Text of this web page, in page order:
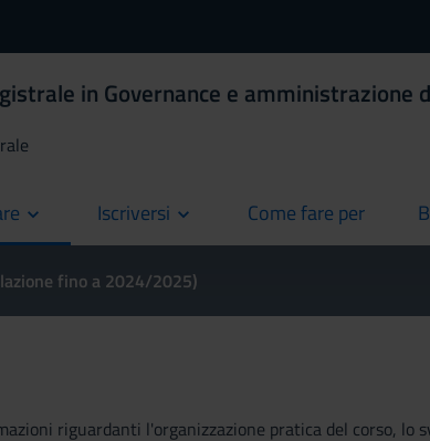
in Governance e amministrazione
Iscriversi Come fare per
current
fino a 2024/2025)
riguardanti l'organizzazione pratica del